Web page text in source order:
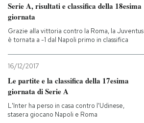
Serie A, risultati e classifica della 18esima
giornata
Grazie alla vittoria contro la Roma, la Juventus
è tornata a -1 dal Napoli primo in classifica
16/12/2017
Le partite e la classifica della 17esima
giornata di Serie A
L'Inter ha perso in casa contro l'Udinese,
stasera giocano Napoli e Roma